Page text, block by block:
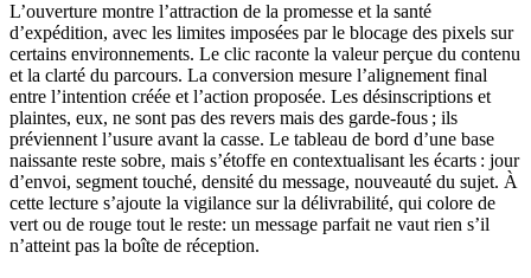
L’ouverture montre l’attraction de la promesse et la santé
d’expédition, avec les limites imposées par le blocage des pixels sur
certains environnements. Le clic raconte la valeur perçue du contenu
et la clarté du parcours. La conversion mesure l’alignement final
entre l’intention créée et l’action proposée. Les désinscriptions et
plaintes, eux, ne sont pas des revers mais des garde-fous ; ils
préviennent l’usure avant la casse. Le tableau de bord d’une base
naissante reste sobre, mais s’étoffe en contextualisant les écarts : jour
d’envoi, segment touché, densité du message, nouveauté du sujet. À
cette lecture s’ajoute la vigilance sur la délivrabilité, qui colore de
vert ou de rouge tout le reste: un message parfait ne vaut rien s’il
n’atteint pas la boîte de réception.